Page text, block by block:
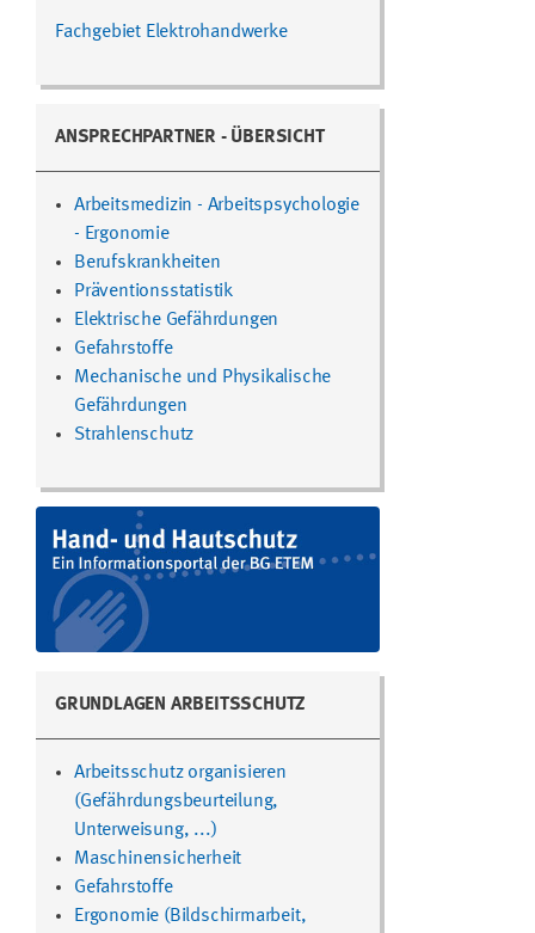
Fachgebiet Elektrohandwerke
ANSPRECHPARTNER - ÜBERSICHT
Arbeitsmedizin - Arbeitspsychologie
- Ergonomie
Berufskrankheiten
Präventionsstatistik
Elektrische Gefährdungen
Gefahrstoffe
Mechanische und Physikalische
Gefährdungen
Strahlenschutz
GRUNDLAGEN ARBEITSSCHUTZ
Arbeitsschutz organisieren
(Gefährdungsbeurteilung,
Unterweisung, ...)
Maschinensicherheit
Gefahrstoffe
Ergonomie (Bildschirmarbeit,